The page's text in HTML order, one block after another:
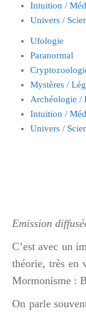
Intuition /
Univers /
Ufologie
Paranormal
Mystères /
Archéologie /
Intuition /
Univers /
Emission
C’est avec un
théorie, très en
Mormonisme :
On parle